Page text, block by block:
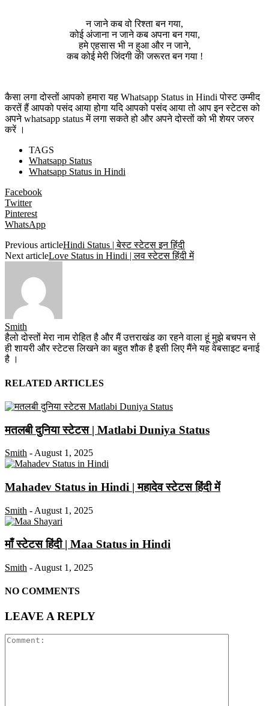
न जाने कब वो रिश्ता बन गया,
कोई अंजाना न जाने कब अपना बन गया,
हमे एहसास भी न हुआ और न जाने,
कब कोई मेरी जिंदगी की जरूरत बन गया !
कैसा लगा दोस्तों आपको हमारा यह Whatsapp Status in Hindi पोस्ट उम्मीद
करतें हैं आपको पसंद आया होगा यदि आपको पसंद आया तो आप इन स्टेटस को
अपने whatsapp status में लगा सकते हो और अपने दोस्तों को भी शेयर जरुर
करें ।
TAGS
Whatsapp Status
Whatsapp Status in Hindi
Facebook
Twitter
Pinterest
WhatsApp
Previous articleHindi Status | बेस्ट स्टेटस इन हिंदी
Next articleLove Status in Hindi | लव स्टेटस हिंदी में
Smith
हैलो दोस्तों मेरा नाम रोहित है और मैं उत्तराखंड का रहने वाला हूं मुझे बचपन से
ही शायरी और स्टेटस लिखने का बहुत शौक है इसी लिए मैंने यह वेबसाइट बनाई
है ।
RELATED ARTICLES
मतलबी दुनिया स्टेटस | Matlabi Duniya Status
Smith - August 1, 2025
Mahadev Status in Hindi | महादेव स्टेटस हिंदी में
Smith - August 1, 2025
माँ स्टेटस हिंदी | Maa Status in Hindi
Smith - August 1, 2025
NO COMMENTS
LEAVE A REPLY